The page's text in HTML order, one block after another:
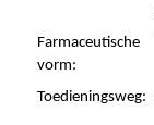
Farmaceutische
vorm:
Toedieningsweg: